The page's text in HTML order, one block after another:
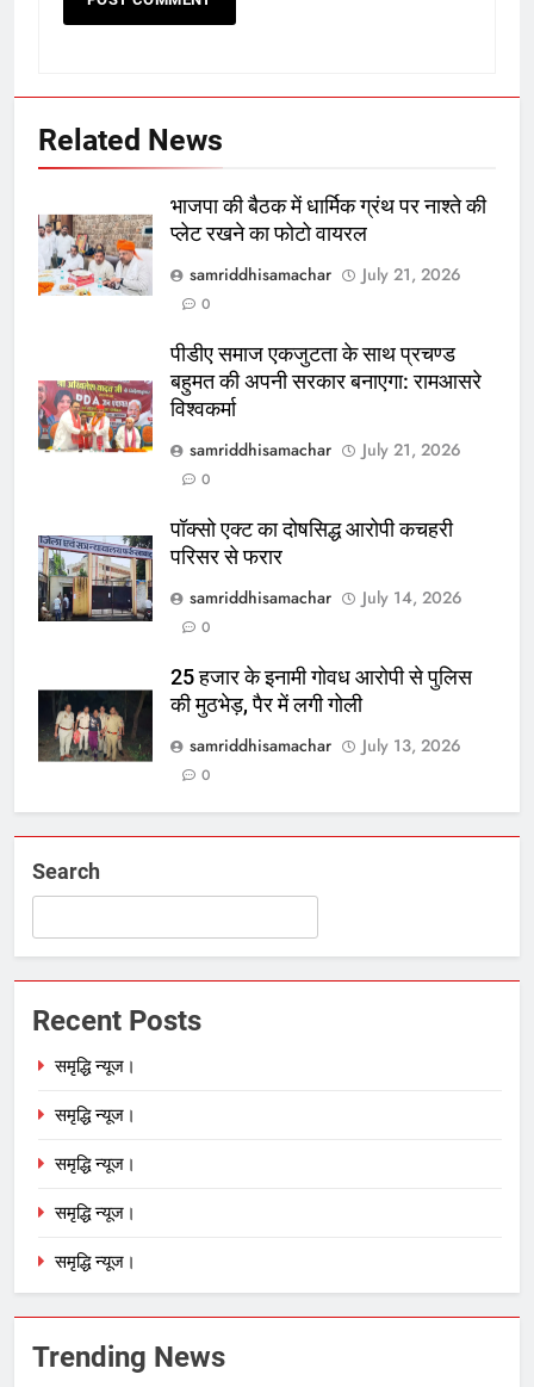
Related News
भाजपा की बैठक में धार्मिक ग्रंथ पर नाश्ते की
प्लेट रखने का फोटो वायरल
samriddhisamachar
July 21, 2026
0
पीडीए समाज एकजुटता के साथ प्रचण्ड
बहुमत की अपनी सरकार बनाएगा: रामआसरे
विश्वकर्मा
samriddhisamachar
July 21, 2026
0
पॉक्सो एक्ट का दोषसिद्ध आरोपी कचहरी
परिसर से फरार
samriddhisamachar
July 14, 2026
0
25 हजार के इनामी गोवध आरोपी से पुलिस
की मुठभेड़, पैर में लगी गोली
samriddhisamachar
July 13, 2026
0
Search
Recent Posts
समृद्धि न्यूज।
समृद्धि न्यूज।
समृद्धि न्यूज।
समृद्धि न्यूज।
समृद्धि न्यूज।
Trending News